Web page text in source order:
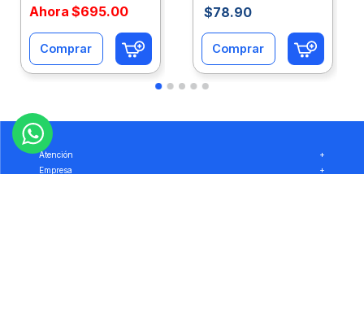
Ahora $695.00
Comprar
$78.90
Comprar
Atención
+
Empresa
+